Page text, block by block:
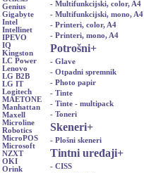
Genius
Gigabyte
Intel
Intellinet
IPEVO
IQ
Kingston
LC Power
Lenovo
LG B2B
LG IT
Logitech
MAETONE
Manhattan
Maxell
Microline
Robotics
MicroPOS
Microsoft
NZXT
OKI
Orink
- Multifunkcijski, color, A4
- Multifunkcijski, mono, A4
- Printeri, color, A4
- Printeri, mono, A4
Potrošni+
- Glave
- Otpadni spremnik
- Photo papir
- Tinte
- Tinte - multipack
- Toneri
Skeneri+
- Plošni skeneri
Tintni uređaji+
- CISS